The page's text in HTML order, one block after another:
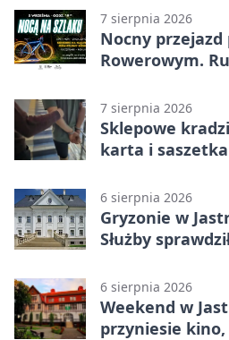
7 sierpnia 2026
Nocny przejazd
Rowerowym.
7 sierpnia 2026
Sklepowe
karta i saszetka
6 sierpnia 2026
Gryzonie w
Służby
6 sierpnia 2026
Weekend w
przyniesie